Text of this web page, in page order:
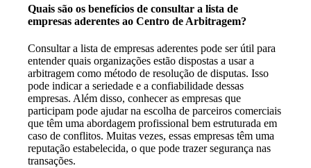
Quais são os benefícios de consultar a lista de
empresas aderentes ao Centro de Arbitragem?
Consultar a lista de empresas aderentes pode ser útil para
entender quais organizações estão dispostas a usar a
arbitragem como método de resolução de disputas. Isso
pode indicar a seriedade e a confiabilidade dessas
empresas. Além disso, conhecer as empresas que
participam pode ajudar na escolha de parceiros comerciais
que têm uma abordagem profissional bem estruturada em
caso de conflitos. Muitas vezes, essas empresas têm uma
reputação estabelecida, o que pode trazer segurança nas
transações.